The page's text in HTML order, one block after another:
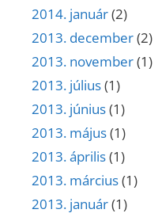
2014. január(2)
2013. december(2)
2013. november(1)
2013. július(1)
2013. június(1)
2013. május(1)
2013. április(1)
2013. március(1)
2013. január(1)